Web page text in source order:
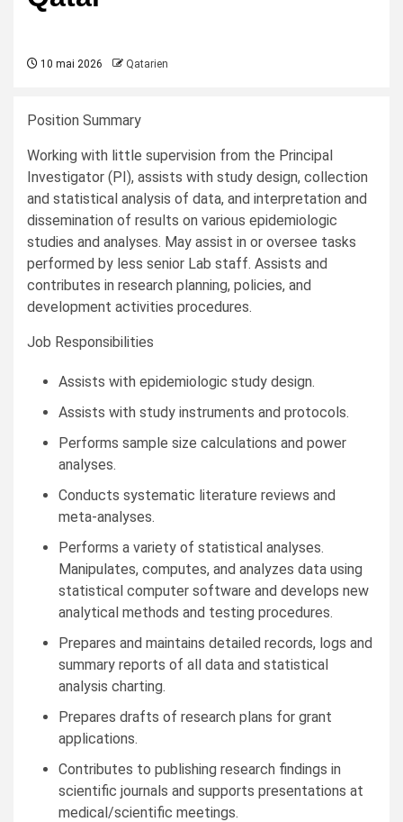
10 mai 2026 Qatarien
Position Summary
Working with little supervision from the Principal
Investigator (PI), assists with study design, collection
and statistical analysis of data, and interpretation and
dissemination of results on various epidemiologic
studies and analyses. May assist in or oversee tasks
performed by less senior Lab staff. Assists and
contributes in research planning, policies, and
development activities procedures.
Job Responsibilities
Assists with epidemiologic study design.
Assists with study instruments and protocols.
Performs sample size calculations and power
analyses.
Conducts systematic literature reviews and
meta-analyses.
Performs a variety of statistical analyses.
Manipulates, computes, and analyzes data using
statistical computer software and develops new
analytical methods and testing procedures.
Prepares and maintains detailed records, logs and
summary reports of all data and statistical
analysis charting.
Prepares drafts of research plans for grant
applications.
Contributes to publishing research findings in
scientific journals and supports presentations at
medical/scientific meetings.